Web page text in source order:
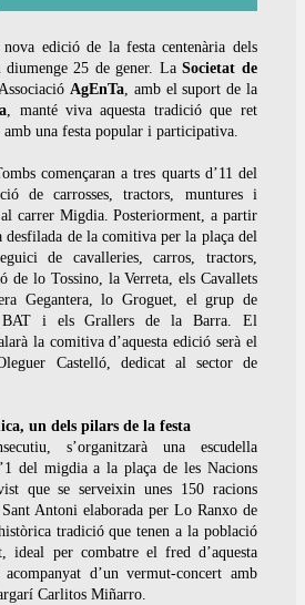
nova edició de la festa centenària dels
diumenge 25 de gener. LaSocietat de
AgEnTa , amb el suport de la
, manté viva aquesta tradició que ret
amb una festa popular i participativa.
començaran a tres quarts d’11 del
de carrosses, tractors, muntures i
carrer Migdia. Posteriorment, a partir
desfilada de la comitiva per la plaça del
de cavalleries, carros, tractors,
de lo Tossino, la Verreta, els Cavallets
Gegantera, lo Groguet, el grup de
BAT i els Grallers de la Barra. El
la comitiva d’aquesta edició serà el
Castelló, dedicat al sector de
un dels pilars de la festa
s’organitzarà una escudella
del migdia a la plaça de les Nacions
que se serveixin unes 150 racions
Sant Antoni elaborada per Lo Ranxo de
tradició que tenen a la població
ideal per combatre el fred d’aquesta
d’un vermut-concert amb
Carlitos Miñarro.